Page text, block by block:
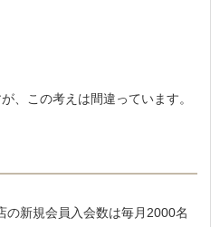
、この考えは間違っています。
の新規会員入会数は毎月2000名